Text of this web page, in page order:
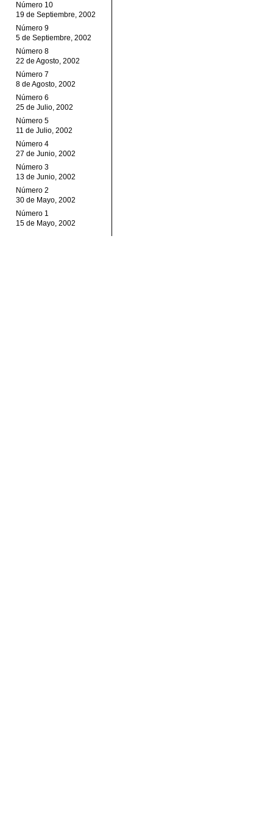
Número 10
19 de Septiembre, 2002
Número 9
5 de Septiembre, 2002
Número 8
22 de Agosto, 2002
Número 7
8 de Agosto, 2002
Número 6
25 de Julio, 2002
Número 5
11 de Julio, 2002
Número 4
27 de Junio, 2002
Número 3
13 de Junio, 2002
Número 2
30 de Mayo, 2002
Número 1
15 de Mayo, 2002